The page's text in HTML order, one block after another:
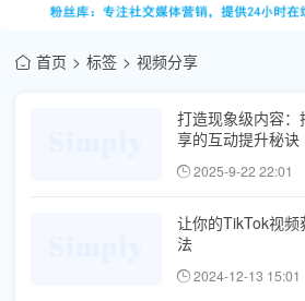
首页 标签 视频分享
打造现象级内容
享的互动提升秘诀
2025-9-22 22:01
让你的TikTok视
法
2024-12-13 15:01